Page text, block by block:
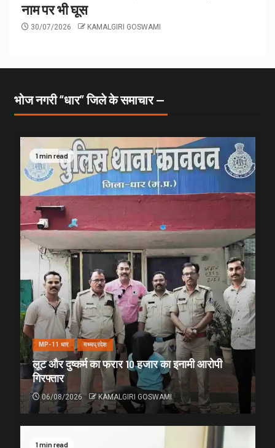
नाम पर भी घूस
30/07/2026 KAMALGIRI GOSWAMI
भोज नगरी “धार” जिले के समाचार —
1 min read
MP-11 धार मध्यप्रदेश
लूट और दुष्कर्म का फरार 10 हजार का इनामी आरोपी
गिरफ्तार
06/08/2026 KAMALGIRI GOSWAMI
1 min read